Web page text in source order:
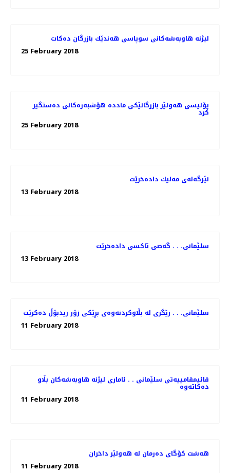
لیژنه‌ هاوبه‌شه‌كانی سوپاسی هه‌ندێك بازرگان ده‌كات
25 February 2018
پۆلیسی هەولێر بازرگانێكی ماددە هۆشبەرەكانی دەستگیر
كرد
25 February 2018
نێرگه‌له‌ی مه‌لیك داده‌خرێت
13 February 2018
سلێمانی. . . گه‌صی تاكسی داده‌خرێت
13 February 2018
سلێمانی. . . رێگری له‌ بڵاوكردنه‌وه‌ی بڕێكی زۆر ریدبۆڵ ده‌كرێت
11 February 2018
قائیمقامییه‌تی سلێمانی . . ئاماری لیژنه‌ هاوبه‌شه‌كان بڵاو
11 February 2018
هەشت كۆگای دەرمان لە هەولێر داخران
11 February 2018